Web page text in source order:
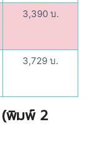
3,390 บ.
3,729 บ.
พิมพ์ 2